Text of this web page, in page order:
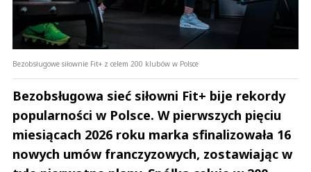
Bezobsługowe siłownie Fit+ z celem 200 klubów w Polsce
Bezobsługowa sieć siłowni Fit+ bije rekordy
popularności w Polsce. W pierwszych pięciu
miesiącach 2026 roku marka sfinalizowała 16
nowych umów franczyzowych, zostawiając w